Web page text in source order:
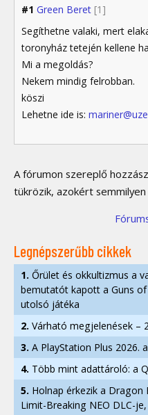
#1 Green Beret [1]
Segíthetne valaki, mert
toronyház tetején kellene
Mi a megoldás?
Nekem mindig felrobban.
köszi
Lehetne ide is:
A fórumon szereplő
tükrözik, azokért
Legnépszerűbb cikkek
1. Őrület és okkultizmus a
bemutatót kapott a Guns
utolsó játéka
2. Várható megjelenések –
3. A PlayStation Plus 2026.
4. Több mint adattároló: a
5. Holnap érkezik a Dragon
Limit-Breaking NEO DLC-